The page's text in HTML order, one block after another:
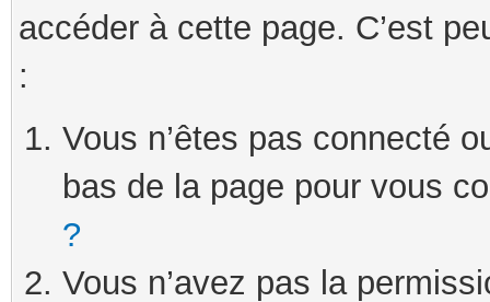
accéder à cette page. C’est
:
Vous n’êtes pas connecté
bas de la page pour vous
?
Vous n’avez pas la